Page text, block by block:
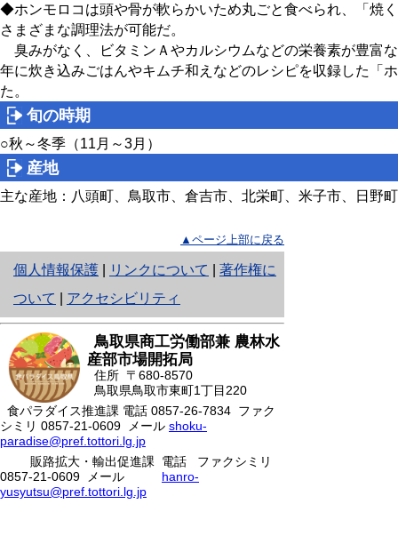
◆ホンモロコは頭や骨が軟らかいため丸ごと食べられ、「焼
さまざまな調理法が可能だ。
臭みがなく、ビタミンＡやカルシウムなどの栄養素が豊富
年に炊き込みごはんやキムチ和えなどのレシピを収録した「
た。
旬の時期
○秋～冬季（11月～3月）
産地
主な産地：八頭町、鳥取市、倉吉市、北栄町、米子市、日野
▲ページ上部に戻る
個人情報保護
と
り
ネ
ッ
ト
へ
の
リンクについて
著作権に
ついて
アクセシビリティ
鳥取県商工労働部兼 農林水
産部市場開拓局
住所 〒680-8570
鳥取県鳥取市東町1丁目220
食パラダイス推進課 電話 0857-26-7834 ファク
シミリ 0857-21-0609 メール shoku-
paradise@pref.tottori.lg.jp
販路拡大・輸出促進課 電話
ファクシミリ
0857-21-0609 メール
hanro-
yusyutsu@pref.tottori.lg.jp